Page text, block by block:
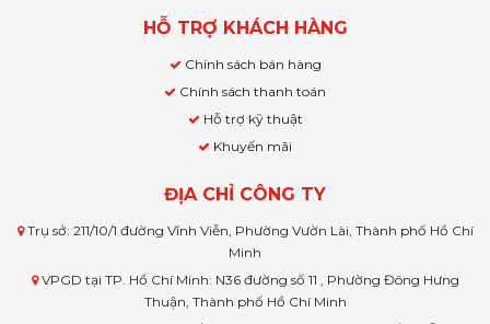
HỖ TRỢ KHÁCH HÀNG
Chính sách bán hàng
Chính sách thanh toán
Hỗ trợ kỹ thuật
Khuyến mãi
ĐỊA CHỈ CÔNG TY
Trụ sở: 211/10/1 đường Vĩnh Viễn, Phường Vườn Lài, Thành phố Hồ Chí
Minh
VPGD tại TP. Hồ Chí Minh: N36 đường số 11 , Phường Đông Hưng
Thuận, Thành phố Hồ Chí Minh